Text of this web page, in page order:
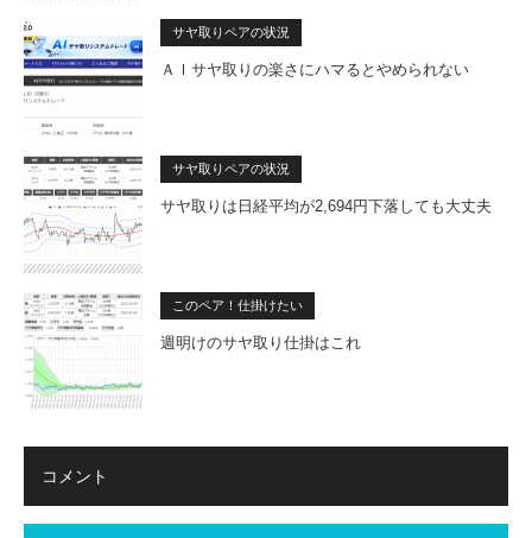
サヤ取りペアの状況
ＡＩサヤ取りの楽さにハマるとやめられない
サヤ取りペアの状況
サヤ取りは日経平均が2,694円下落しても大丈夫
このペア！仕掛けたい
週明けのサヤ取り仕掛はこれ
コメント